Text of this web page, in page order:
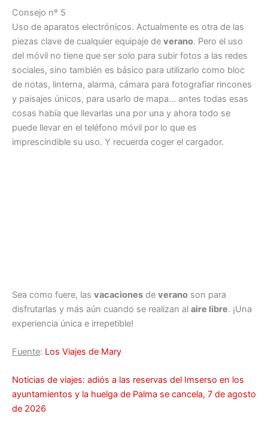
Consejo nº 5
Uso de aparatos electrónicos. Actualmente es otra de las
piezas clave de cualquier equipaje de verano. Pero el uso
del móvil no tiene que ser solo para subir fotos a las redes
sociales, sino también es básico para utilizarlo como bloc
de notas, linterna, alarma, cámara para fotografiar rincones
y paisajes únicos, para usarlo de mapa… antes todas esas
cosas había que llevarlas una por una y ahora todo se
puede llevar en el teléfono móvil por lo que es
imprescindible su uso. Y recuerda coger el cargador.
Sea como fuere, las vacaciones de verano son para
disfrutarlas y más aún cuando se realizan al aire libre. ¡Una
experiencia única e irrepetible!
Fuente: Los Viajes de Mary
Noticias de viajes: adiós a las reservas del Imserso en los
ayuntamientos y la huelga de Palma se cancela, 7 de agosto
de 2026